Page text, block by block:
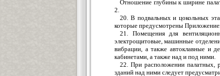
Отношение глубины к ширине
2.
20. В подвальных и цокольных
которые предусмотрены
21. Помещения для
электрощитовые, машинные
вибрации, а также автоклавные и
кабинетами, а также над и под ними.
22. При расположении палатных,
зданий над ними следует